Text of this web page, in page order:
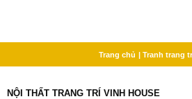
Trang chủ | Tranh trang
NỘI THẤT TRANG TRÍ VINH HOUSE